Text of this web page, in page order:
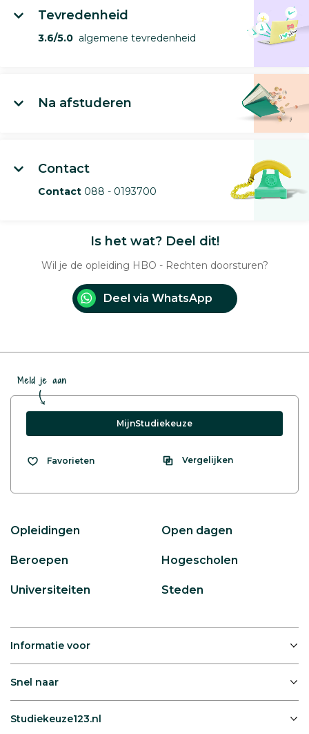
Tevredenheid
3.6/5.0 algemene tevredenheid
Na afstuderen
Contact
Contact 088 - 0193700
Is het wat? Deel dit!
Wil je de opleiding HBO - Rechten doorsturen?
Deel via WhatsApp
Meld je aan
MijnStudiekeuze
Favorieten Vergelijken
Opleidingen Open dagen
Beroepen Hogescholen
Universiteiten Steden
Informatie voor
Snel naar
Studiekeuze123.nl